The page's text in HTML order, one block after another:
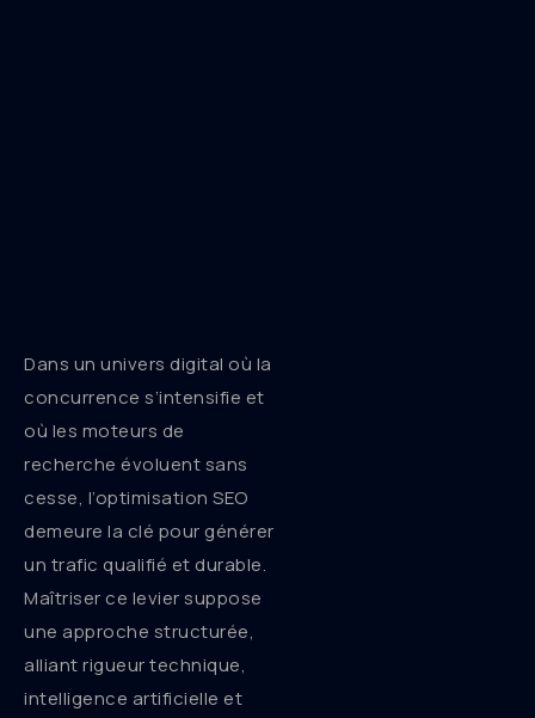
Dans un univers digital où la
concurrence s’intensifie et
où les moteurs de
recherche évoluent sans
cesse, l’optimisation SEO
demeure la clé pour générer
un trafic qualifié et durable.
Maîtriser ce levier suppose
une approche structurée,
alliant rigueur technique,
intelligence artificielle et